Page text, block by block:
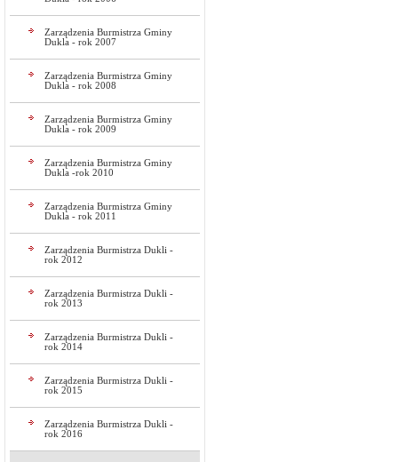
Zarządzenia Burmistrza Gminy
Dukla - rok 2007
Zarządzenia Burmistrza Gminy
Dukla - rok 2008
Zarządzenia Burmistrza Gminy
Dukla - rok 2009
Zarządzenia Burmistrza Gminy
Dukla -rok 2010
Zarządzenia Burmistrza Gminy
Dukla - rok 2011
Zarządzenia Burmistrza Dukli -
rok 2012
Zarządzenia Burmistrza Dukli -
rok 2013
Zarządzenia Burmistrza Dukli -
rok 2014
Zarządzenia Burmistrza Dukli -
rok 2015
Zarządzenia Burmistrza Dukli -
rok 2016